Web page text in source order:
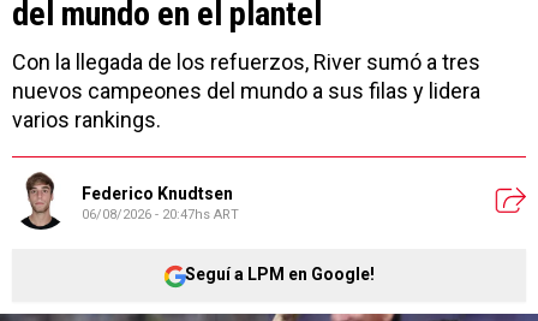
del mundo en el plantel
Con la llegada de los refuerzos, River sumó a tres
nuevos campeones del mundo a sus filas y lidera
varios rankings.
Federico Knudtsen
06/08/2026 - 20:47hs ART
Seguí a LPM en Google!